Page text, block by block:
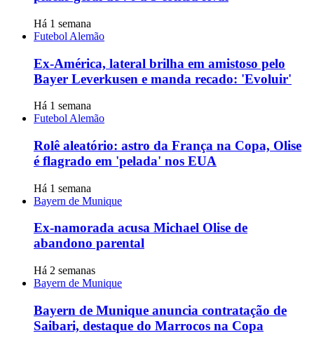
Há 1 semana
Futebol Alemão
Ex-América, lateral brilha em amistoso pelo
Bayer Leverkusen e manda recado: 'Evoluir'
Há 1 semana
Futebol Alemão
Rolê aleatório: astro da França na Copa, Olise
é flagrado em 'pelada' nos EUA
Há 1 semana
Bayern de Munique
Ex-namorada acusa Michael Olise de
abandono parental
Há 2 semanas
Bayern de Munique
Bayern de Munique anuncia contratação de
Saibari, destaque do Marrocos na Copa